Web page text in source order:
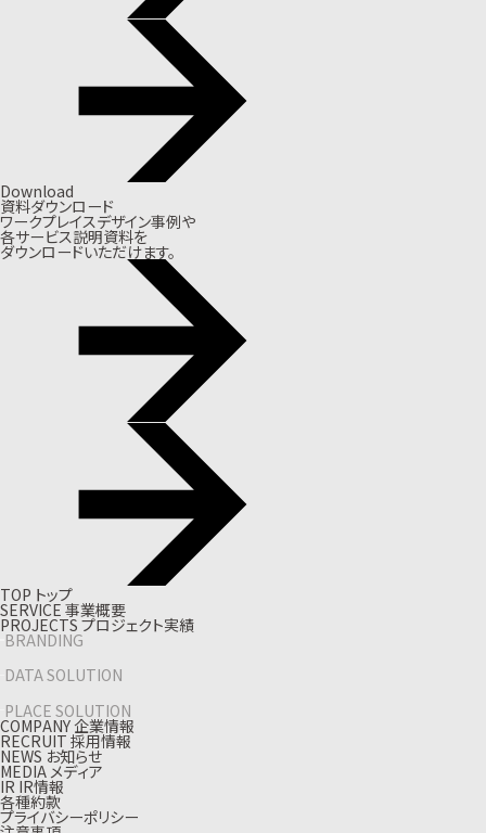
Download
資料ダウンロード
ワークプレイスデザイン事例や
各サービス説明資料を
ダウンロードいただけます。
TOP トップ
SERVICE 事業概要
PROJECTS プロジェクト実績
BRANDING
DATA SOLUTION
PLACE SOLUTION
COMPANY企業情報
RECRUIT 採用情報
NEWS お知らせ
MEDIA メディア
IR IR情報
各種約款
プライバシーポリシー